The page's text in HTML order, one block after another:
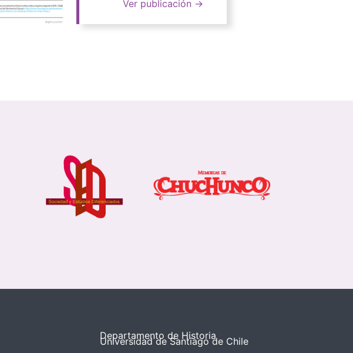
Ver publicación →
Departamento de Historia
Universidad de Santiago de Chile